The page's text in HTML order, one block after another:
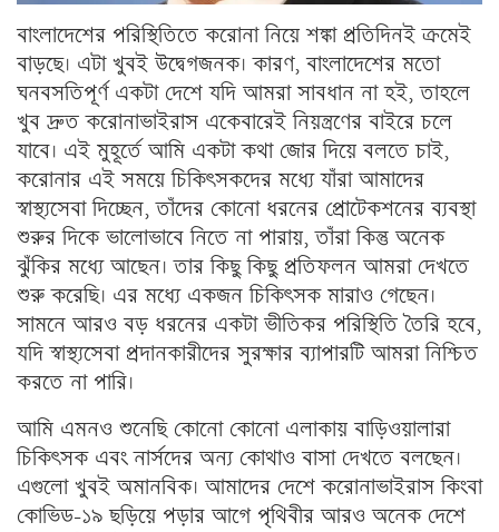
বাংলাদেশের পরিস্থিতিতে করোনা নিয়ে শঙ্কা প্রতিদিনই ক্রমেই
বাড়ছে। এটা খুবই উদ্বেগজনক। কারণ, বাংলাদেশের মতো
ঘনবসতিপূর্ণ একটা দেশে যদি আমরা সাবধান না হই, তাহলে
খুব দ্রুত করোনাভাইরাস একেবারেই নিয়ন্ত্রণের বাইরে চলে
যাবে। এই মুহূর্তে আমি একটা কথা জোর দিয়ে বলতে চাই,
করোনার এই সময়ে চিকিৎসকদের মধ্যে যাঁরা আমাদের
স্বাস্থ্যসেবা দিচ্ছেন, তাঁদের কোনো ধরনের প্রোটেকশনের ব্যবস্থা
শুরুর দিকে ভালোভাবে নিতে না পারায়, তাঁরা কিন্তু অনেক
ঝুঁকির মধ্যে আছেন। তার কিছু কিছু প্রতিফলন আমরা দেখতে
শুরু করেছি। এর মধ্যে একজন চিকিৎসক মারাও গেছেন।
সামনে আরও বড় ধরনের একটা ভীতিকর পরিস্থিতি তৈরি হবে,
যদি স্বাস্থ্যসেবা প্রদানকারীদের সুরক্ষার ব্যাপারটি আমরা নিশ্চিত
করতে না পারি।
আমি এমনও শুনেছি কোনো কোনো এলাকায় বাড়িওয়ালারা
চিকিৎসক এবং নার্সদের অন্য কোথাও বাসা দেখতে বলছেন।
এগুলো খুবই অমানবিক। আমাদের দেশে করোনাভাইরাস কিংবা
কোভিড–১৯ ছড়িয়ে পড়ার আগে পৃথিবীর আরও অনেক দেশে